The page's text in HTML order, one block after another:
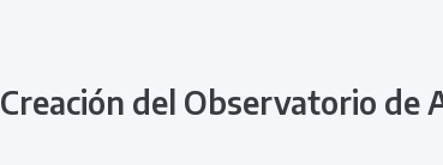
Creación del Observatorio de